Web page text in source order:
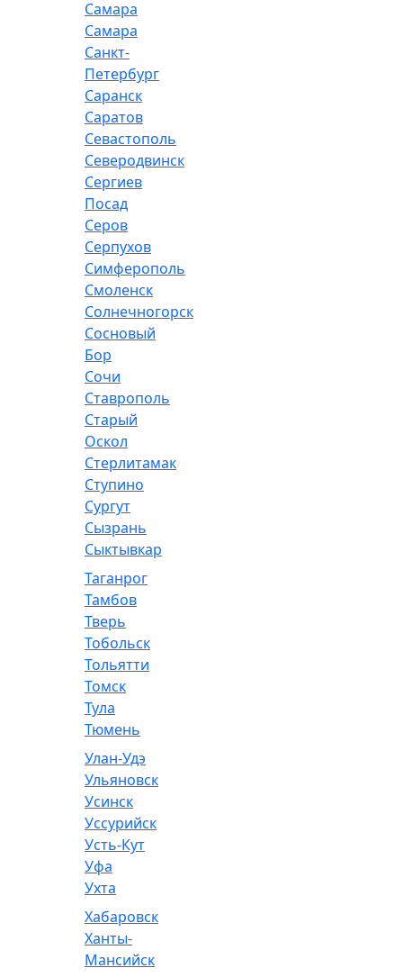
Самара
Самара
Санкт-
Петербург
Саранск
Саратов
Севастополь
Северодвинск
Сергиев
Посад
Серов
Серпухов
Симферополь
Смоленск
Солнечногорск
Сосновый
Бор
Сочи
Ставрополь
Старый
Оскол
Стерлитамак
Ступино
Сургут
Сызрань
Сыктывкар
Таганрог
Тамбов
Тверь
Тобольск
Тольятти
Томск
Тула
Тюмень
Улан-Удэ
Ульяновск
Усинск
Уссурийск
Усть-Кут
Уфа
Ухта
Хабаровск
Ханты-
Мансийск